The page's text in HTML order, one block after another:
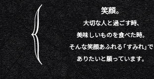
笑顔。
大切な人と過ごす時、
美味しいものを食べた時。
そんな笑顔あふれる「すみれ」で
ありたいと願っています。